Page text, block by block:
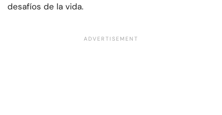
desafíos de la vida.